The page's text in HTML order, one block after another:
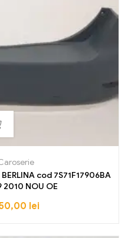
cod 7S71F17906BA
NOU OE
lei